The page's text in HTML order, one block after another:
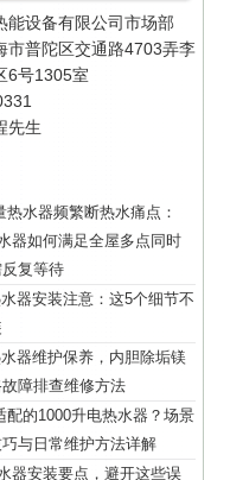
能设备有限公司市场部
市普陀区交通路4703弄李
6号1305室
先生
热水器频繁断热水痛点：
器如何满足全屋多点同时
复等待
器安装注意：这5个细节不
器维护保养，内胆除垢镁
障排查维修方法
配的1000升电热水器？场景
与日常维护方法详解
器安装要点，避开这些误